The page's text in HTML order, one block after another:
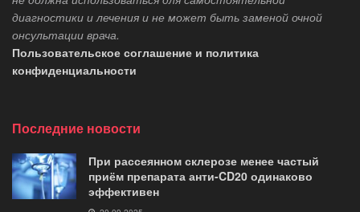
диагностики и лечения и не может быть заменой очной
онсультации врача.
Пользовательское соглашение и политика
конфиденциальности
Последние новости
При рассеянном склерозе менее частый
приём препарата анти-CD20 одинаково
эффективен